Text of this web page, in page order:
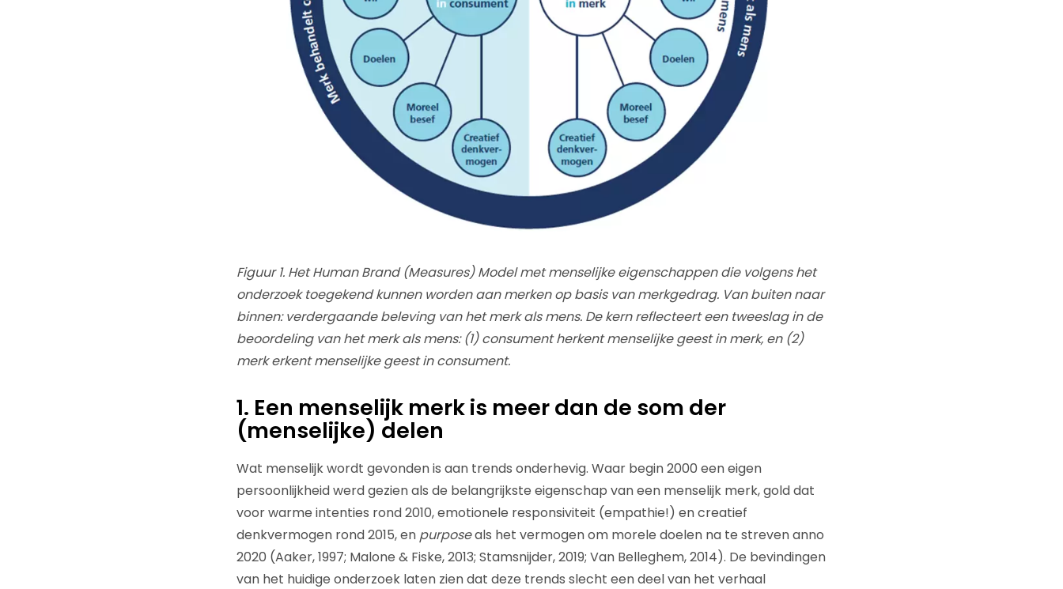
Figuur 1. Het Human Brand (Measures) Model met menselijke eigenschappen die volgens het
onderzoek toegekend kunnen worden aan merken op basis van merkgedrag. Van buiten naar
binnen: verdergaande bele­ving van het merk als mens. De kern reflecteert een tweeslag in de
beoordeling van het merk als mens: (1) consument herkent menselijke geest in merk, en (2)
merk erkent mense­lijke geest in consument.
1. Een menselijk merk is meer dan de som der
(menselijke) delen
Wat menselijk wordt gevonden is aan trends onderhevig. Waar begin 2000 een eigen
persoonlijkheid werd gezien als de belangrijkste eigenschap van een menselijk merk, gold dat
voor warme intenties rond 2010, emotionele responsiviteit (empathie!) en creatief
denkvermogen rond 2015, en purposeals het vermogen om morele doelen na te streven anno
2020 (Aaker, 1997; Malone & Fiske, 2013; Stamsnijder, 2019; Van Belleghem, 2014). De bevindingen
van het huidige onderzoek laten zien dat deze trends slecht een deel van het verhaal